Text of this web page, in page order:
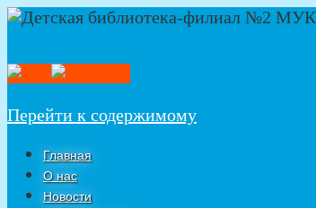
Перейти к содержимому
Главная
О нас
Новости